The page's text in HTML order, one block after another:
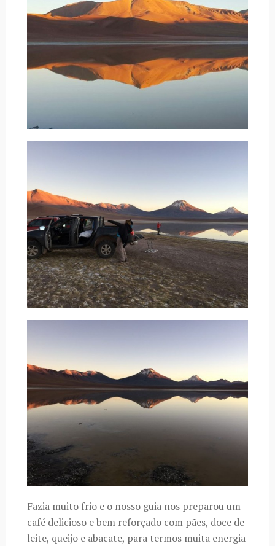
Fazia muito frio e o nosso guia nos preparou um
café delicioso e bem reforçado com pães, doce de
leite, queijo e abacate, para termos muita energia